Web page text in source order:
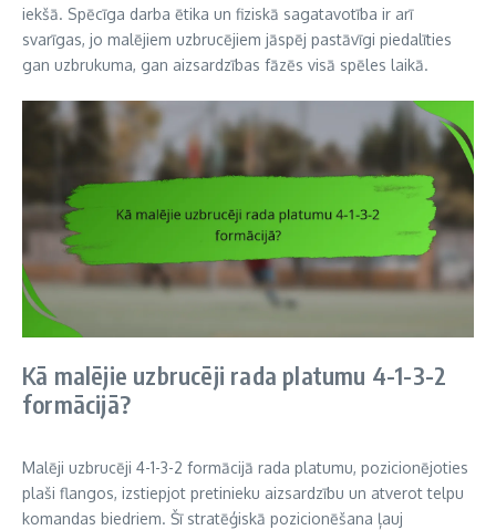
iekšā. Spēcīga darba ētika un fiziskā sagatavotība ir arī
svarīgas, jo malējiem uzbrucējiem jāspēj pastāvīgi piedalīties
gan uzbrukuma, gan aizsardzības fāzēs visā spēles laikā.
Kā malējie uzbrucēji rada platumu 4-1-3-2
formācijā?
Malēji uzbrucēji 4-1-3-2 formācijā rada platumu, pozicionējoties
plaši flangos, izstiepjot pretinieku aizsardzību un atverot telpu
komandas biedriem. Šī stratēģiskā pozicionēšana ļauj